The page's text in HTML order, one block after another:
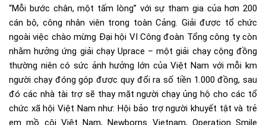
“Mỗi bước chân, một tấm lòng” với sự tham gia của hơn 200
cán bộ, công nhân viên trong toàn Cảng. Giải được tổ chức
ngoài việc chào mừng Đại hội VI Công đoàn Tổng công ty còn
nhằm hưởng ứng giải chạy Uprace – một giải chạy cộng đồng
thường niên có sức ảnh hưởng lớn của Việt Nam với mỗi km
người chạy đóng góp được quy đổi ra số tiền 1.000 đồng, sau
đó các nhà tài trợ sẽ thay mặt người chạy ủng hộ cho các tổ
chức xã hội Việt Nam như: Hội bảo trợ người khuyết tật và trẻ
em mồ côi Việt Nam, Newborns Vietnam, Operation Smile